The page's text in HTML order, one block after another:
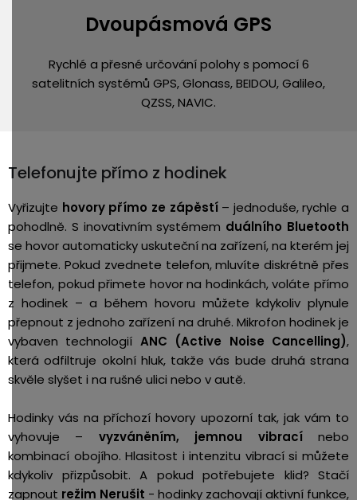
Dvoupásmová GPS
Rychlé a přesné určování polohy s pomocí 6
satelitních systémů GPS, Glonass, BEIDOU, Galileo,
QZSS, NAVIC.
Telefonujte přímo z hodinek
Vyřizujte hovory přímo ze zápěstí– jednoduše, rychle a
pohodlně. S inovativním systémem duálního Bluetooth
se hovor automaticky uskuteční na zařízení, na kterém jej
přijmete. Pokud zvednete telefon, mluvíte diskrétně přes
telefon, pokud přimete hovor na hodinkách, voláte přímo
z hodinek – a během hovoru můžete kdykoliv plynule
přepnout z jednoho zařízení na druhé. Mikrofon hodinek je
vybaven technologií ANC (Active Noise Cancelling),
která odfiltruje okolní hluk, takže vás bude druhá strana
skvěle slyšet i na rušné ulici nebo v autě.
Hodinky vás na příchozí hovory upozorní tak, jak vám to
vyhovuje – vyzváněním, jemnou vibracínebo
kombinací obojího. Hlasitost i intenzitu vibrací si můžete
kdykoliv přizpůsobit. A pokud potřebujete klid? Stačí
zapnout režim Nerušit - hodinky zachovají aktivní funkce,